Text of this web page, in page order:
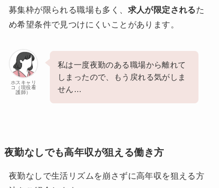
募集枠が限られる職場も多く、 求人が限定されるた
め希望条件で見つけにくいことがあります。
ホスキャリ
コ（現役看
護師）
私は一度夜勤のある職場から離れて
しまったので、もう戻れる気がしま
せん…
夜勤なしでも高年収が狙える働き方
夜勤なしで生活リズムを崩さずに高年収を狙える方